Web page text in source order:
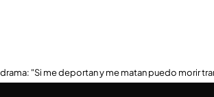
"Si me deportan y me matan puedo morir